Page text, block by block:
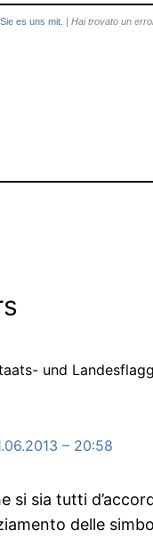
es uns mit. | Hai trovato un
und
– 20:58
si sia tutti
delle